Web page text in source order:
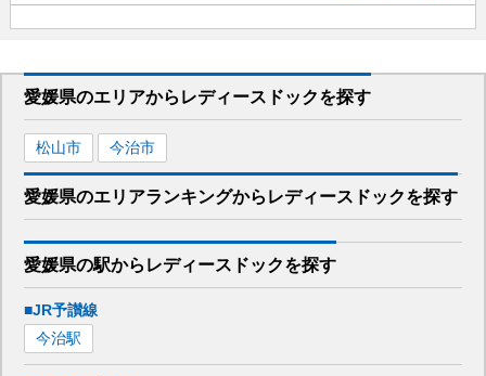
愛媛県のエリアから レディースドックを探す
松山市 今治市
愛媛県のエリアランキングから レディースドックを探す
愛媛県の駅から レディースドックを探す
■JR予讃線
今治駅